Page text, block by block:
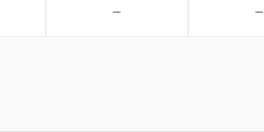
-
-